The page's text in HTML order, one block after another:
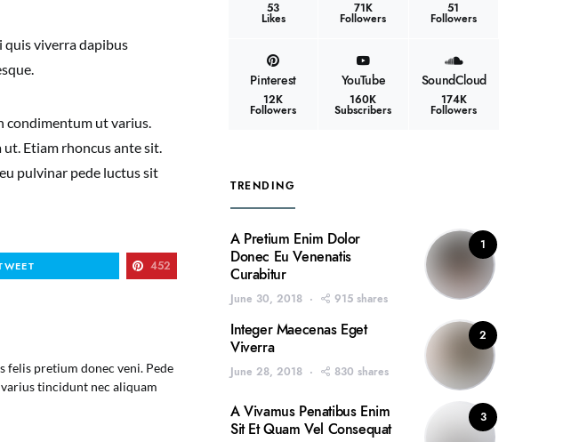
quis viverra dapibus
condimentum ut varius.
Etiam rhoncus ante sit.
pulvinar pede luctus sit
452
felis pretium donec veni. Pede
tincidunt nec aliquam
53
Likes
71K
Followers
51
Followers
Pinterest
12K
Followers
YouTube
160K
Subscribers
SoundCloud
174K
Followers
TRENDING
1
A Pretium Enim Dolor
Donec Eu Venenatis
Curabitur
June 30, 2018 915 shares
2
Integer Maecenas Eget
Viverra
June 28, 2018 830 shares
3
A Vivamus Penatibus Enim
Sit Et Quam Vel Consequat